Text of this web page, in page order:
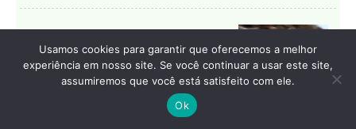
AUTOMOTIVAS
Chevrolet Camaro pode voltar
como sedã em 2029 e desafiar
Usamos cookies para garantir que oferecemos a melhor
experiência em nosso site. Se você continuar a usar este site,
assumiremos que você está satisfeito com ele.
Ok